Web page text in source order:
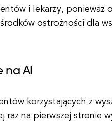
i lekarzy, ponieważ
ostrożności dla
AI
korzystających z
raz na pierwszej stronie